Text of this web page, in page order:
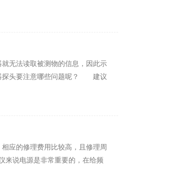
就无法读取被测物的信息，因此示
器探头要注意哪些问题呢？ 建议
的修理费用比较高，且修理周
来说电源是非常重要的，在给频